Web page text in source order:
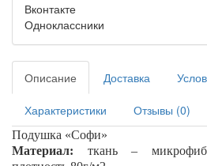
Вконтакте
Одноклассники
Описание Доставка
Характеристики Отзывы (0)
Подушка «Софи»
Материал: ткань –